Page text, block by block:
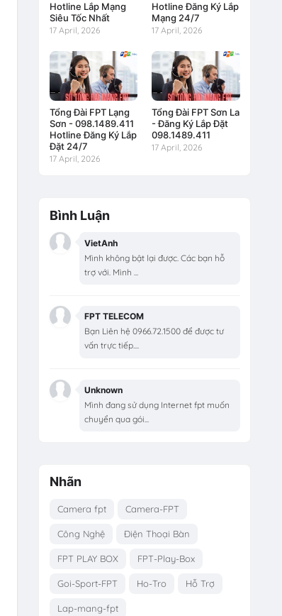
Hotline Lắp Mạng
Siêu Tốc Nhất
17 April, 2026
Hotline Đăng Ký Lắp
Mạng 24/7
17 April, 2026
Tổng Đài FPT Lạng
Sơn - 098.1489.411
Hotline Đăng Ký Lắp
Đặt 24/7
17 April, 2026
Tổng Đài FPT Sơn La
- Đăng Ký Lắp Đặt
098.1489.411
17 April, 2026
Bình Luận
VietAnh
Mình không bật lại được. Các bạn hỗ
trợ với. Mình ...
FPT TELECOM
Bạn Liên hệ 0966.72.1500 để được tư
vấn trực tiếp....
Unknown
Mình đang sử dụng Internet fpt muốn
chuyển qua gói...
Nhãn
Camera fpt Camera-FPT
Công Nghệ Điện Thoại Bàn
FPT PLAY BOX FPT-Play-Box
Goi-Sport-FPT Ho-Tro Hỗ Trợ
Lap-mang-fpt